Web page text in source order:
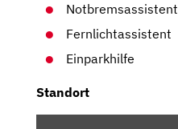
Notbremsassistent
Fernlichtassistent
Einparkhilfe
Standort